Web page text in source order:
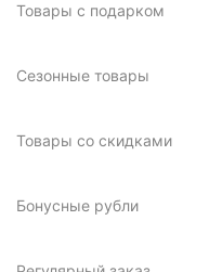
Товары с подарком
Сезонные товары
Товары со скидками
Бонусные рубли